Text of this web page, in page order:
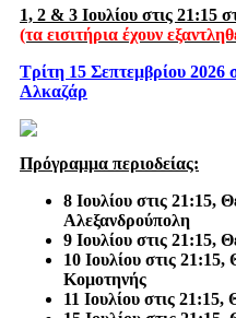
1, 2 & 3 Ιουλίου στις 21:15
(τα εισιτήρια έχουν
Τρίτη 15 Σεπτεμβρίου 2026
Αλκαζάρ
Πρόγραμμα περιοδείας:
8 Ιουλίου στις 21:15,
Αλεξανδρούπολη
9 Ιουλίου στις 21:15,
10 Ιουλίου στις
Κομοτηνής
11 Ιουλίου στις